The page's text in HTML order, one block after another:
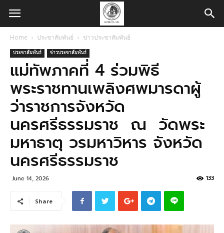
Home ประชาสัมพันธ์ ข่าวประชาสัมพันธ์
ประชาสัมพันธ์ ข่าวประชาสัมพันธ์
แม่ทัพภาคที่ 4 ร่วมพิธี
พระราชทานเพลิงศพมารดาผู้
ว่าราชการจังหวัด
นครศรีธรรมราช ณ วัดพระ
มหาธาตุ วรมหาวิหาร จังหวัด
นครศรีธรรมราช
June 14, 2026 133
Share